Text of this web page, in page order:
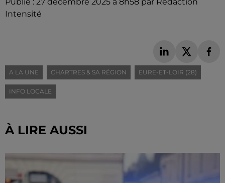
Intensité
A LA UNE CHARTRES & SA RÉGION EURE-ET-LOIR (28)
INFO LOCALE
À LIRE AUSSI